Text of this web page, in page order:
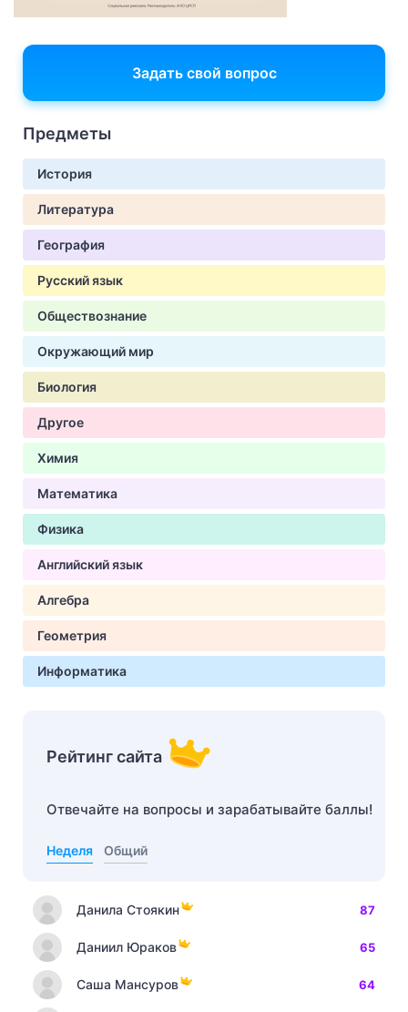
Задать свой вопрос
Предметы
История
Литература
География
Русский язык
Обществознание
Окружающий мир
Биология
Другое
Химия
Математика
Физика
Английский язык
Алгебра
Геометрия
Информатика
Рейтинг сайта
Отвечайте на вопросы и зарабатывайте баллы!
Неделя Общий
Данила Стоякин 87
Даниил Юраков 65
Саша Мансуров 64